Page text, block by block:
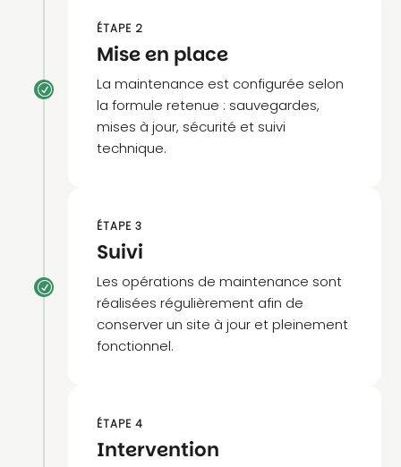
R
ÉTAPE 2
Mise en place
La maintenance est configurée selon
la formule retenue : sauvegardes,
mises à jour, sécurité et suivi
technique.
R
ÉTAPE 3
Suivi
Les opérations de maintenance sont
réalisées régulièrement afin de
conserver un site à jour et pleinement
fonctionnel.
ÉTAPE 4
Intervention